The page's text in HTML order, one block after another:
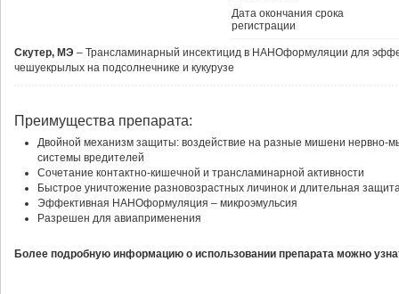
Дата окончания срока
регистрации
Скутер, МЭ – Трансламинарный инсектицид в НАНОформуляции для
чешуекрылых на подсолнечнике и кукурузе
Преимущества препарата:
Двойной механизм защиты: воздействие на разные мишени нервно-
системы вредителей
Сочетание контактно-кишечной и трансламинарной активности
Быстрое уничтожение разновозрастных личинок и длительная
Эффективная НАНОформуляция – микроэмульсия
Разрешен для авиаприменения
Более подробную информацию о использовании препарата можно